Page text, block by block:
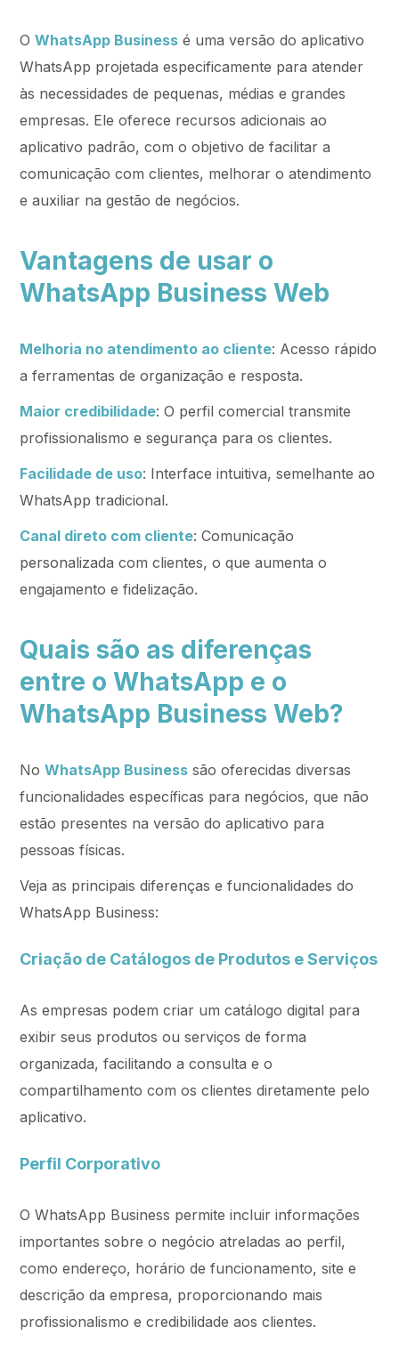
OWhatsApp Business é uma versão do aplicativo
WhatsApp projetada especificamente para atender
às necessidades de pequenas, médias e grandes
empresas. Ele oferece recursos adicionais ao
aplicativo padrão, com o objetivo de facilitar a
comunicação com clientes, melhorar o atendimento
e auxiliar na gestão de negócios.
Vantagens de usar o
WhatsApp Business Web
Melhoria no atendimento ao cliente: Acesso rápido
a ferramentas de organização e resposta.
Maior credibilidade: O perfil comercial transmite
profissionalismo e segurança para os clientes.
Facilidade de uso: Interface intuitiva, semelhante ao
WhatsApp tradicional.
Canal direto com cliente: Comunicação
personalizada com clientes, o que aumenta o
engajamento e fidelização.
Quais são as diferenças
entre o WhatsApp e o
WhatsApp Business Web?
NoWhatsApp Business são oferecidas diversas
funcionalidades específicas para negócios, que não
estão presentes na versão do aplicativo para
pessoas físicas.
Veja as principais diferenças e funcionalidades do
WhatsApp Business:
Criação de Catálogos de Produtos e Serviços
As empresas podem criar um catálogo digital para
exibir seus produtos ou serviços de forma
organizada, facilitando a consulta e o
compartilhamento com os clientes diretamente pelo
aplicativo.
Perfil Corporativo
O WhatsApp Business permite incluir informações
importantes sobre o negócio atreladas ao perfil,
como endereço, horário de funcionamento, site e
descrição da empresa, proporcionando mais
profissionalismo e credibilidade aos clientes.